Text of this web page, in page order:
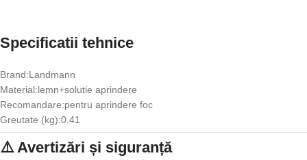
Specificatii tehnice
Brand:Landmann
Material:lemn+solutie aprindere
Recomandare:pentru aprindere foc
Greutate (kg):0.41
⚠️ Avertizări și siguranță